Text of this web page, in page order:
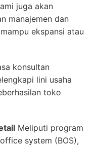
juga akan
manajemen dan
ekspansi atau
konsultan
lini usaha
toko
Meliputi program
system (BOS),